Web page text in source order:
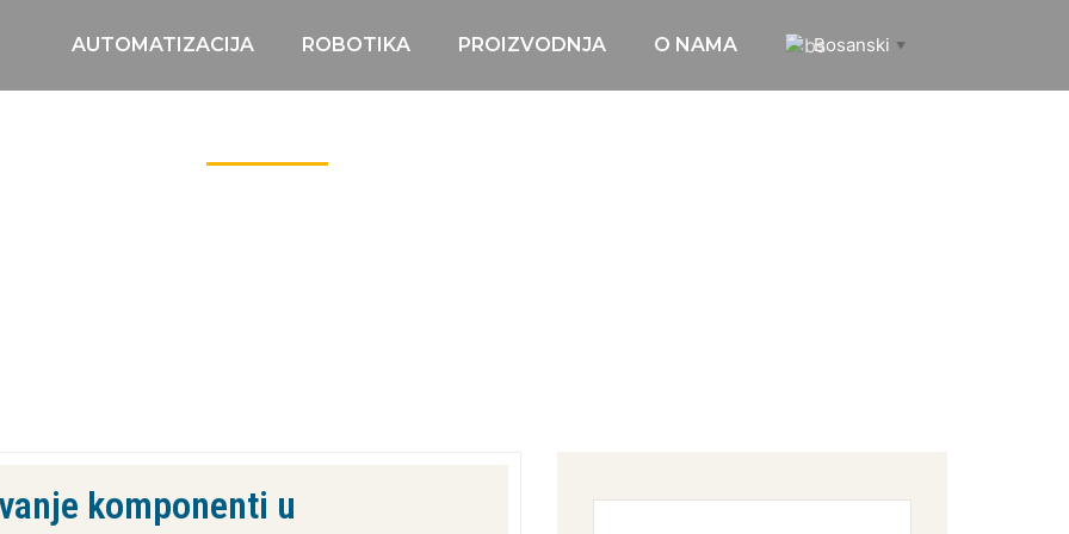
AUTOMATIZACIJA ROBOTIKA PROIZVODNJA O NAMA Bosanski ▼
komponenti u